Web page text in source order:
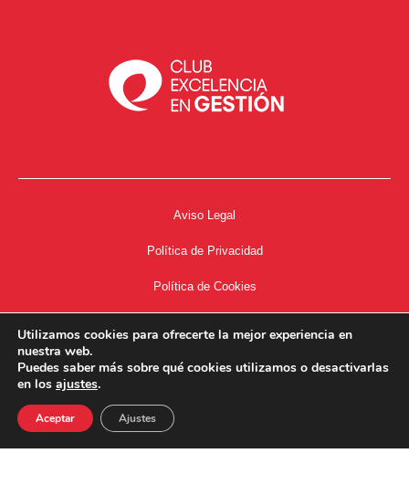
Aviso Legal
Política de Privacidad
Política de Cookies
34667504662
Utilizamos cookies para ofrecerte la mejor experiencia en
nuestra web.
Puedes saber más sobre qué cookies utilizamos o desactivarlas
en los ajustes.
Aceptar Ajustes